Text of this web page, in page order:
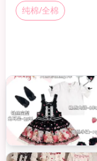
纯棉/全棉